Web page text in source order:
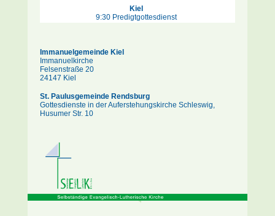
Kiel
9:30 Predigtgottesdienst
Immanuelgemeinde Kiel
Immanuelkirche
Felsenstraße 20
24147 Kiel
St. Paulusgemeinde Rendsburg
Gottesdienste in der Auferstehungskirche Schleswig,
Husumer Str. 10